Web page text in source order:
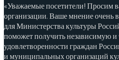
«Уважаемые посетители! Просим
организации. Ваше мнение очень
для Министерства культуры
поможет получить независимую
удовлетворенности граждан
и муниципальных организаций